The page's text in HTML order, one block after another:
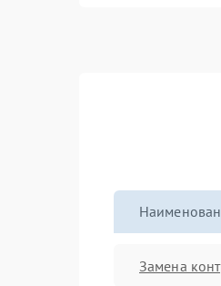
Замена